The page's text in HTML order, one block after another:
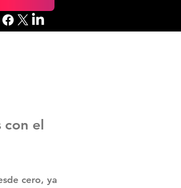
con el
cero, ya